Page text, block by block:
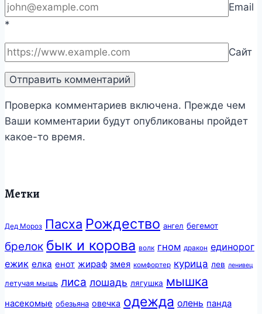
Email
*
Сайт
Проверка комментариев включена. Прежде чем
Ваши комментарии будут опубликованы пройдет
какое-то время.
Метки
Дед Мороз Пасха Рождество ангел бегемот
брелок бык и корова волк гном дракон единорог
ежик елка енот жираф змея комфортер курица лев ленивец
летучая мышь лиса лошадь лягушка мышка
насекомые обезьяна овечка одежда олень панда